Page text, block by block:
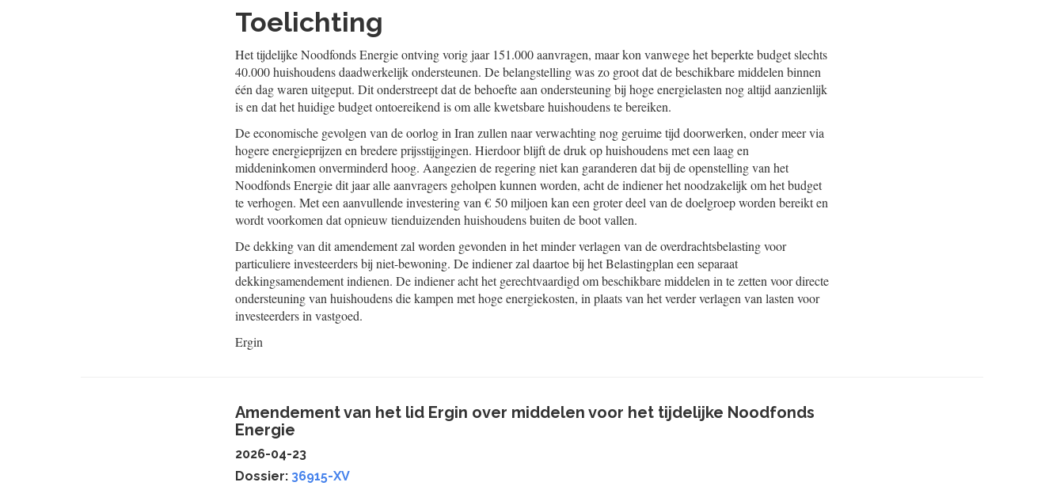
Toelichting
Het tijdelijke Noodfonds Energie ontving vorig jaar 151.000 aanvragen, maar kon vanwege het beperkte budget slechts
40.000 huishoudens daadwerkelijk ondersteunen. De belangstelling was zo groot dat de beschikbare middelen binnen
één dag waren uitgeput. Dit onderstreept dat de behoefte aan ondersteuning bij hoge energielasten nog altijd aanzienlijk
is en dat het huidige budget ontoereikend is om alle kwetsbare huishoudens te bereiken.
De economische gevolgen van de oorlog in Iran zullen naar verwachting nog geruime tijd doorwerken, onder meer via
hogere energieprijzen en bredere prijsstijgingen. Hierdoor blijft de druk op huishoudens met een laag en
middeninkomen onverminderd hoog. Aangezien de regering niet kan garanderen dat bij de openstelling van het
Noodfonds Energie dit jaar alle aanvragers geholpen kunnen worden, acht de indiener het noodzakelijk om het budget
te verhogen. Met een aanvullende investering van € 50 miljoen kan een groter deel van de doelgroep worden bereikt en
wordt voorkomen dat opnieuw tienduizenden huishoudens buiten de boot vallen.
De dekking van dit amendement zal worden gevonden in het minder verlagen van de overdrachtsbelasting voor
particuliere investeerders bij niet-bewoning. De indiener zal daartoe bij het Belastingplan een separaat
dekkingsamendement indienen. De indiener acht het gerechtvaardigd om beschikbare middelen in te zetten voor directe
ondersteuning van huishoudens die kampen met hoge energiekosten, in plaats van het verder verlagen van lasten voor
investeerders in vastgoed.
Ergin
Amendement van het lid Ergin over middelen voor het tijdelijke Noodfonds
Energie
2026-04-23
Dossier: 36915-XV